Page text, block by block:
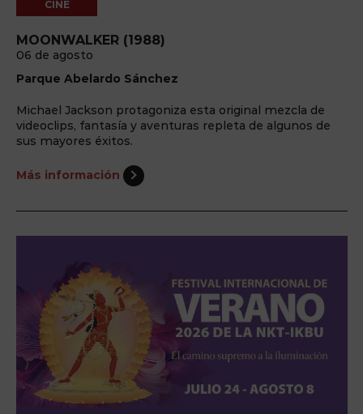
CINE
MOONWALKER (1988)
06 de agosto
Parque Abelardo Sánchez
Michael Jackson protagoniza esta original mezcla de
videoclips, fantasía y aventuras repleta de algunos de
sus mayores éxitos.
Más información